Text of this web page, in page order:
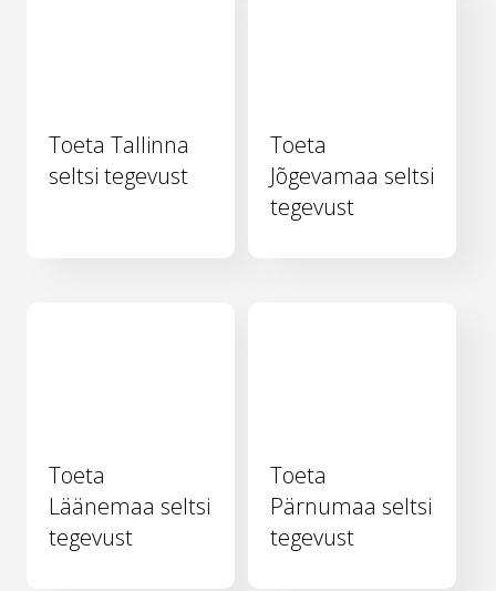
Toeta Tallinna
seltsi tegevust
Toeta
Jõgevamaa seltsi
tegevust
Toeta
Läänemaa seltsi
tegevust
Toeta
Pärnumaa seltsi
tegevust